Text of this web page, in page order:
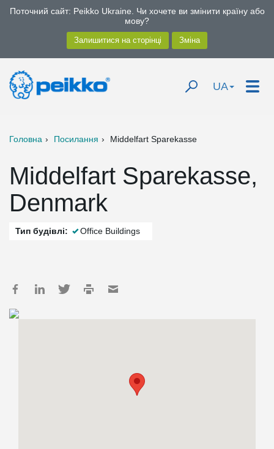
Поточний сайт: Peikko Ukraine. Чи хочете ви змінити країну або
мову?
UA
Головна Посилання Middelfart Sparekasse
Middelfart Sparekasse,
Denmark
Тип будівлі: Office Buildings